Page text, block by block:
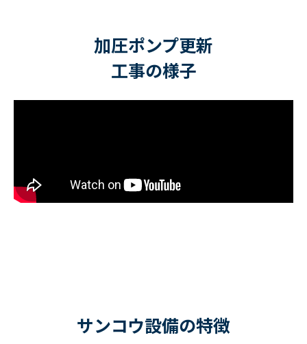
加圧ポンプ更新
工事の様子
サンコウ設備の特徴